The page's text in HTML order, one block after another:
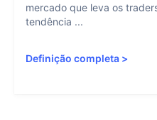
mercado que leva os
tendência ...
Definição completa >